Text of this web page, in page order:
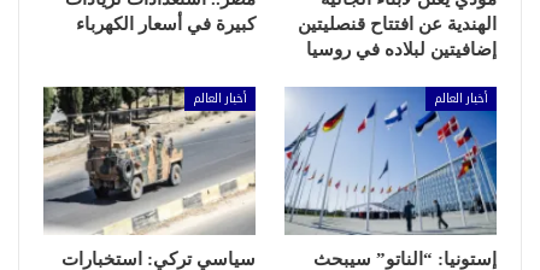
الهندية عن افتتاح قنصليتين
إضافيتين لبلاده في روسيا
كبيرة في أسعار الكهرباء
أخبار العالم
إستونيا: “الناتو” سيبحث
أخبار العالم
سياسي تركي: استخبارات